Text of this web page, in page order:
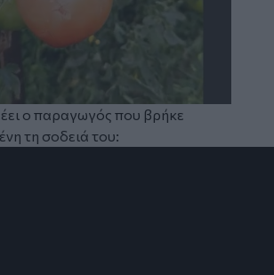
ο παραγωγός που βρήκε
τη σοδειά του: